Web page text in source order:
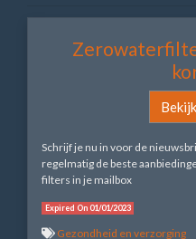
Schrijf je nu in voor de
regelmatig de beste
filters in je mailbox
Expired On 01/01/2023
Gezondheid en verzorging